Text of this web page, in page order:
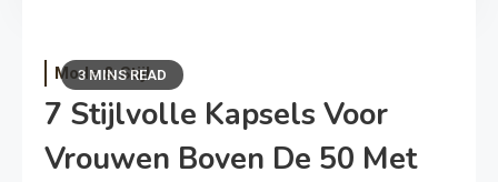
3 MINS READ
Mode & Stijl
7 Stijlvolle Kapsels Voor
Vrouwen Boven De 50 Met